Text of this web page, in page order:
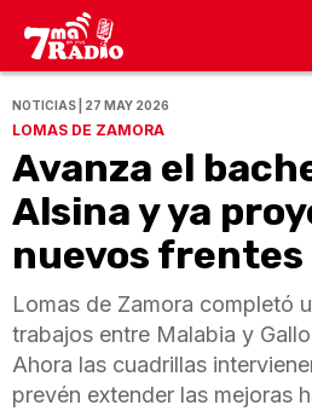
NOTICIAS | 27 MAY 2026
LOMAS DE ZAMORA
Avanza el
Alsina y ya
nuevos frentes
Lomas de Zamora completó
trabajos entre Malabia y
Ahora las cuadrillas
prevén extender las mejoras